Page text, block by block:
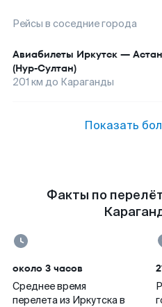
Рейсы в соседние города
Авиабилеты Иркутск —
(Нур-Султан)
201 км до Караганды
Показать
Факты по
около 3 часов
Среднее время
перелета из Иркутска в